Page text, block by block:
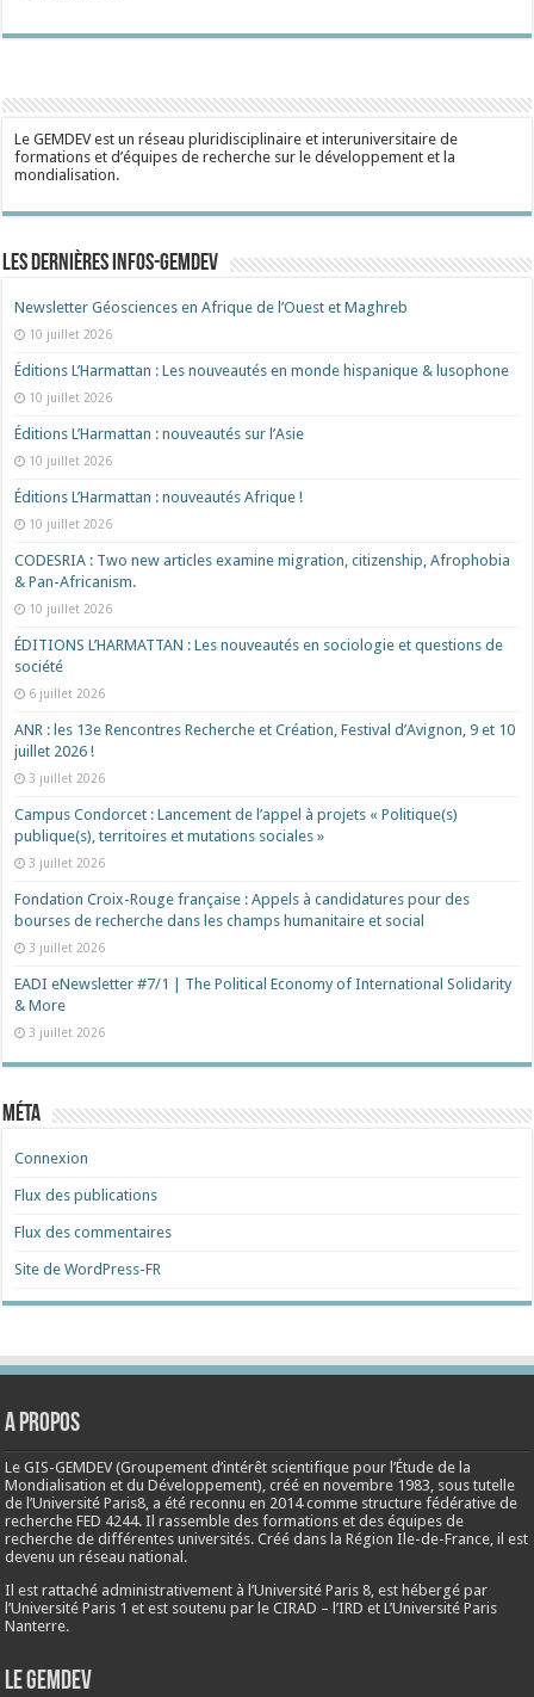
Le GEMDEV est un réseau pluridisciplinaire et interuniversitaire de
formations et d’équipes de recherche sur le développement et la
mondialisation.
Les dernières Infos-Gemdev
Newsletter Géosciences en Afrique de l’Ouest et Maghreb
10 juillet 2026
Éditions L’Harmattan : Les nouveautés en monde hispanique & lusophone
10 juillet 2026
Éditions L’Harmattan : nouveautés sur l’Asie
10 juillet 2026
Éditions L’Harmattan : nouveautés Afrique !​
10 juillet 2026
CODESRIA : Two new articles examine migration, citizenship, Afrophobia
& Pan-Africanism.
10 juillet 2026
ÉDITIONS L’HARMATTAN : Les nouveautés en sociologie et questions de
société
6 juillet 2026
ANR : les 13e Rencontres Recherche et Création, Festival d’Avignon, 9 et 10
juillet 2026 !
3 juillet 2026
Campus Condorcet : Lancement de l’appel à projets « Politique(s)
publique(s), territoires et mutations sociales »
3 juillet 2026
Fondation Croix-Rouge française : Appels à candidatures pour des
bourses de recherche dans les champs humanitaire et social
3 juillet 2026
EADI eNewsletter #7/1 | The Political Economy of International Solidarity
& More
3 juillet 2026
Méta
Connexion
Flux des publications
Flux des commentaires
Site de WordPress-FR
A propos
Le GIS-GEMDEV (Groupement d’intérêt scientifique pour l’Étude de la
Mondialisation et du Développement), créé ennovembre 1983, sous tutelle
de l’Université Paris8, a été reconnu en 2014 comme structure fédérative de
recherche FED 4244. Il rassemble des formations et des équipes de
recherche de différentes universités. Créé dans la Région Ile-de-France, il est
devenu un réseau national.
Il est rattaché administrativement à l’Université Paris 8, est hébergé par
l’Université Paris 1 et est soutenu par le CIRAD – l’IRD et L’Université Paris
Nanterre.
Le Gemdev